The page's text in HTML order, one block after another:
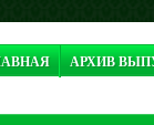
АРХИВ